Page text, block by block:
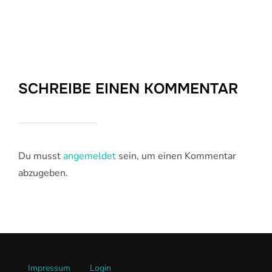
SCHREIBE EINEN KOMMENTAR
Du musst angemeldet sein, um einen Kommentar
abzugeben.
Impressum Login